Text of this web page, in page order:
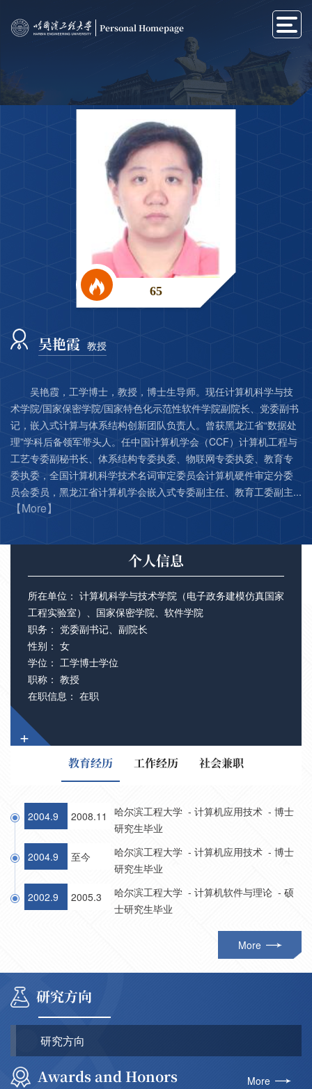
Personal Homepage
65
吴艳霞 教授
吴艳霞，工学博士，教授，博士生导师。现任计算机科学与技
术学院/国家保密学院/国家特色化示范性软件学院副院长、党委副书
记，嵌入式计算与体系结构创新团队负责人。曾获黑龙江省“数据处
理”学科后备领军带头人。任中国计算机学会（CCF）计算机工程与
工艺专委副秘书长、体系结构专委执委、物联网专委执委、教育专
委执委，全国计算机科学技术名词审定委员会计算机硬件审定分委
员会委员，黑龙江省计算机学会嵌入式专委副主任、教育工委副主...
【More】
个人信息
所在单位： 计算机科学与技术学院（电子政务建模仿真国家
工程实验室）、国家保密学院、软件学院
职务： 党委副书记、副院长
性别： 女
学位： 工学博士学位
职称： 教授
在职信息： 在职
+
教育经历 工作经历 社会兼职
2004.9 2008.11
哈尔滨工程大学 - 计算机应用技术 - 博士
研究生毕业
2004.9 至今
哈尔滨工程大学 - 计算机应用技术 - 博士
研究生毕业
2002.9 2005.3
哈尔滨工程大学 - 计算机软件与理论 - 硕
士研究生毕业
More
研究方向
研究方向
Awards and Honors More